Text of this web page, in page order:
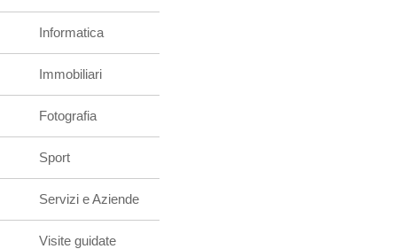
Informatica
Immobiliari
Fotografia
Sport
Servizi e Aziende
Visite guidate